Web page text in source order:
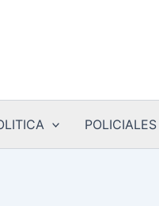
POLICIALES